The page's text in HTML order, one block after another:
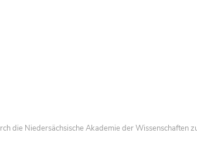
die Niedersächsische Akademie der Wissenschaften